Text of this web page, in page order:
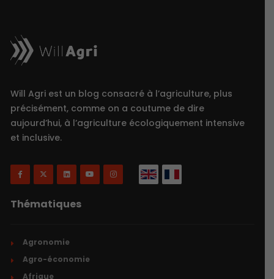
Will Agri est un blog consacré à l’agriculture, plus
précisément, comme on a coutume de dire
aujourd’hui, à l’agriculture écologiquement intensive
et inclusive.
Thématiques
Agronomie
Agro-économie
Afrique